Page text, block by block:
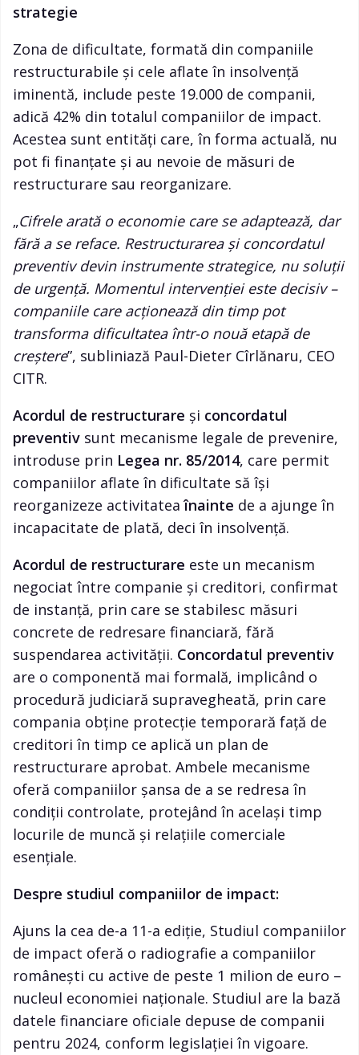
strategie
Zona de dificultate, formată din companiile
restructurabile și cele aflate în insolvență
iminentă, include peste 19.000 de companii,
adică 42% din totalul companiilor de impact.
Acestea sunt entități care, în forma actuală, nu
pot fi finanțate și au nevoie de măsuri de
restructurare sau reorganizare.
„Cifrele arată o economie care se adaptează, dar
fără a se reface. Restructurarea și concordatul
preventiv devin instrumente strategice, nu soluții
de urgență. Momentul intervenției este decisiv –
companiile care acționează din timp pot
transforma dificultatea într-o nouă etapă de
creștere”, subliniază Paul-Dieter Cîrlănaru, CEO
CITR.
Acordul de restructurare și concordatul
preventiv sunt mecanisme legale de prevenire,
introduse prin Legea nr. 85/2014, care permit
companiilor aflate în dificultate să își
reorganizeze activitateaînainte de a ajunge în
incapacitate de plată, deci în insolvență.
Acordul de restructurare este un mecanism
negociat între companie și creditori, confirmat
de instanță, prin care se stabilesc măsuri
concrete de redresare financiară, fără
suspendarea activității. Concordatul preventiv
are o componentă mai formală, implicând o
procedură judiciară supravegheată, prin care
compania obține protecție temporară față de
creditori în timp ce aplică un plan de
restructurare aprobat. Ambele mecanisme
oferă companiilor șansa de a se redresa în
condiții controlate, protejând în același timp
locurile de muncă și relațiile comerciale
esențiale.
Despre studiul companiilor de impact:
Ajuns la cea de-a 11-a ediție, Studiul companiilor
de impact oferă o radiografie a companiilor
românești cu active de peste 1 milion de euro –
nucleul economiei naționale. Studiul are la bază
datele financiare oficiale depuse de companii
pentru 2024, conform legislației în vigoare.